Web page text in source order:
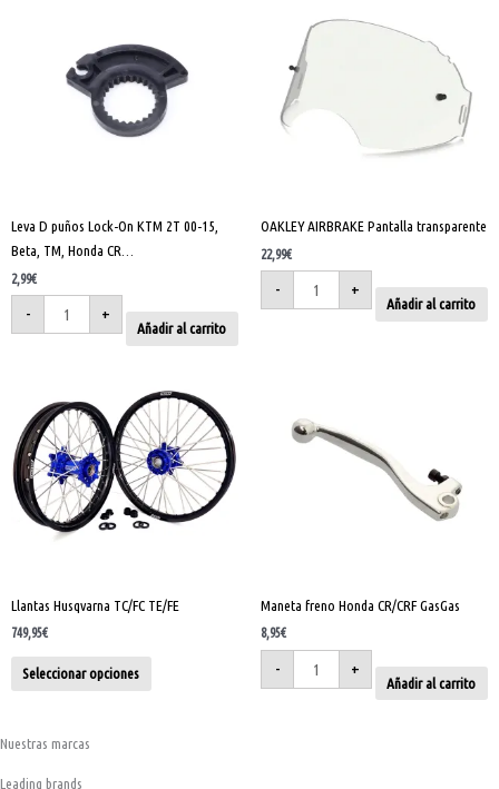
Leva D puños Lock-On KTM 2T 00-15,
Beta, TM, Honda CR…
2,99€
- +
Añadir al carrito
OAKLEY AIRBRAKE Pantalla transparente
22,99€
-
transparente
cantidad
+
Añadir al carrito
Llantas Husqvarna TC/FC TE/FE
749,95€
Seleccionar opciones
producto
tiene
múltiples
variantes.
Las
opciones
en
página
Maneta freno Honda CR/CRF GasGas
8,95€
-
GasGas
cantidad
+
Añadir al carrito
Nuestras marcas
Leading brands